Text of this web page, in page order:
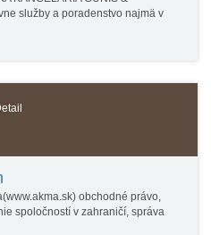
služby a poradenstvo najmä v
obchodné právo,
spoločností v zahraničí, správa